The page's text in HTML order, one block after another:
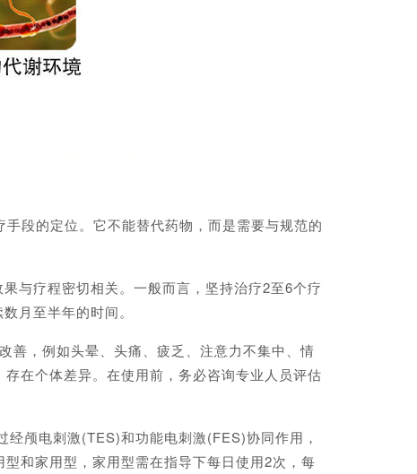
段的定位。它不能替代药物，而是需要与规范的
与疗程密切相关。一般而言，坚持治疗2至6个疗
月至半年的时间。
，例如头晕、头痛、疲乏、注意力不集中、情
在个体差异。在使用前，务必咨询专业人员评估
颅电刺激(TES)和功能电刺激(FES)协同作用，
和家用型，家用型需在指导下每日使用2次，每